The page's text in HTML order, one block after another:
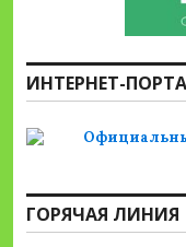
ИНТЕРНЕТ-
ГОРЯЧАЯ ЛИНИЯ